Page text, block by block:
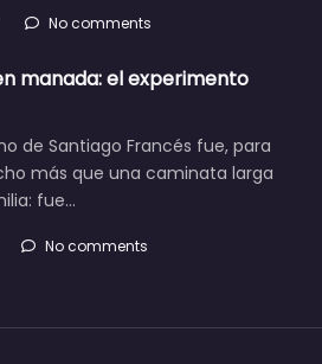
No comments
manada: el experimento
de Santiago Francés fue, para
más que una caminata larga
fue…
No comments